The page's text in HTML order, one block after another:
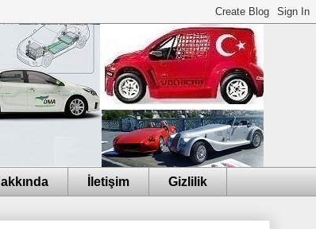
İletişim Gizlilik